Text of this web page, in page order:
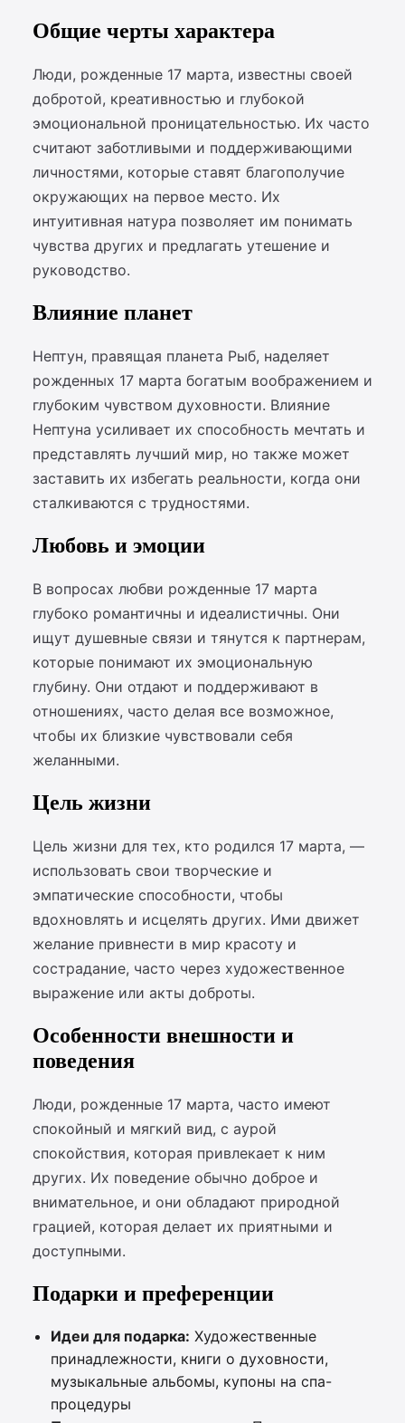
Общие черты характера
Люди, рожденные 17 марта, известны своей
добротой, креативностью и глубокой
эмоциональной проницательностью. Их часто
считают заботливыми и поддерживающими
личностями, которые ставят благополучие
окружающих на первое место. Их
интуитивная натура позволяет им понимать
чувства других и предлагать утешение и
руководство.
Влияние планет
Нептун, правящая планета Рыб, наделяет
рожденных 17 марта богатым воображением и
глубоким чувством духовности. Влияние
Нептуна усиливает их способность мечтать и
представлять лучший мир, но также может
заставить их избегать реальности, когда они
сталкиваются с трудностями.
Любовь и эмоции
В вопросах любви рожденные 17 марта
глубоко романтичны и идеалистичны. Они
ищут душевные связи и тянутся к партнерам,
которые понимают их эмоциональную
глубину. Они отдают и поддерживают в
отношениях, часто делая все возможное,
чтобы их близкие чувствовали себя
желанными.
Цель жизни
Цель жизни для тех, кто родился 17 марта, —
использовать свои творческие и
эмпатические способности, чтобы
вдохновлять и исцелять других. Ими движет
желание привнести в мир красоту и
сострадание, часто через художественное
выражение или акты доброты.
Особенности внешности и
поведения
Люди, рожденные 17 марта, часто имеют
спокойный и мягкий вид, с аурой
спокойствия, которая привлекает к ним
других. Их поведение обычно доброе и
внимательное, и они обладают природной
грацией, которая делает их приятными и
доступными.
Подарки и преференции
Идеи для подарка: Художественные
принадлежности, книги о духовности,
музыкальные альбомы, купоны на спа-
процедуры